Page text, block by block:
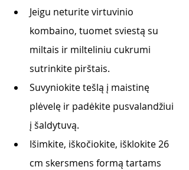
Jeigu neturite virtuvinio
kombaino, tuomet sviestą su
miltais ir milteliniu cukrumi
sutrinkite pirštais.
Suvyniokite tešlą į maistinę
plėvelę ir padėkite pusvalandžiui
į šaldytuvą.
Išimkite, iškočiokite, išklokite 26
cm skersmens formą tartams